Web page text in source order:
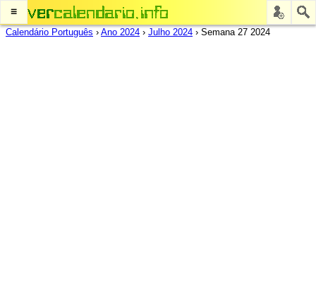
≡
Calendário Português › Ano 2024 › Julho 2024 › Semana 27 2024